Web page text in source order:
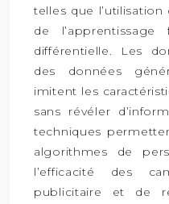
telles que
de
différentielle. Les
des données
imitent les
sans révéler
techniques
algorithmes de
l’efficacité des
publicitaire et de